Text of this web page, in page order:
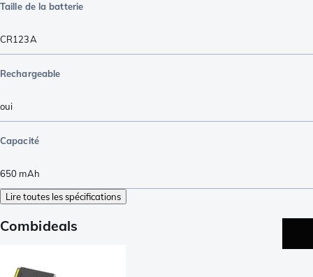
Taille de la batterie
CR123A
Rechargeable
oui
Capacité
650 mAh
Lire toutes les spécifications
Combideals